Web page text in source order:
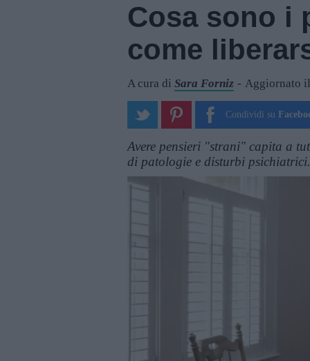
Cosa sono i
come
A cura di Sara Forniz Aggiornato
Condividi su
Avere pensieri "strani" capita a
di patologie e disturbi psichiatrici.